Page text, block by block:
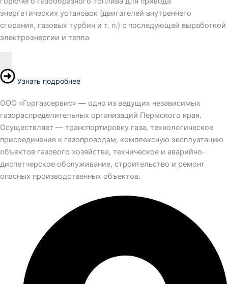
энергетических установок (двигателей внутреннего
сгорания, газовых турбин и т. п.) с последующей выработкой
электроэнергии и тепла
Узнать подробнее
ООО «Горгазсервис» — одно из ведущих независимых
газораспределительных организаций Пермского края.
Осуществляет — транспортировку газа, технологическое
присоединение к газопроводам, комплексную эксплуатацию
объектов газового хозяйства, техническое и аварийно-
диспетчерское обслуживание, строительство и ремонт
опасных производственных объектов.